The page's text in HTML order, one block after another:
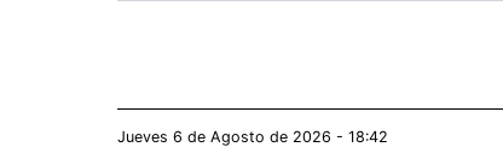
Jueves 6 de Agosto de 2026 - 18:42